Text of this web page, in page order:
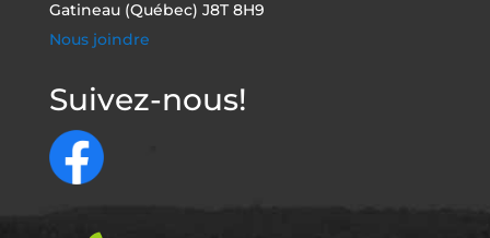
Gatineau (Québec) J8T 8H9
Nous joindre
Suivez-nous!